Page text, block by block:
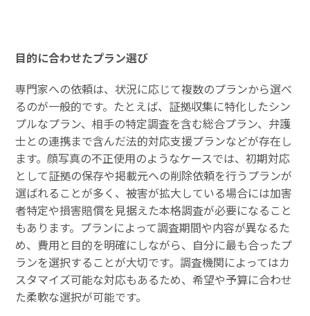
目的に合わせたプラン選び
専門家への依頼は、状況に応じて複数のプランから選べ
るのが一般的です。たとえば、証拠収集に特化したシン
プルなプラン、相手の特定調査を含む総合プラン、弁護
士との連携まで含んだ法的対応支援プランなどが存在し
ます。顔写真の不正使用のようなケースでは、初期対応
として証拠の保存や掲載元への削除依頼を行うプランが
選ばれることが多く、被害が拡大している場合には加害
者特定や損害賠償を見据えた本格調査が必要になること
もあります。プランによって調査期間や内容が異なるた
め、費用と目的を明確にしながら、自分に最も合ったプ
ランを選択することが大切です。調査機関によってはカ
スタマイズ可能な対応もあるため、希望や予算に合わせ
た柔軟な選択が可能です。